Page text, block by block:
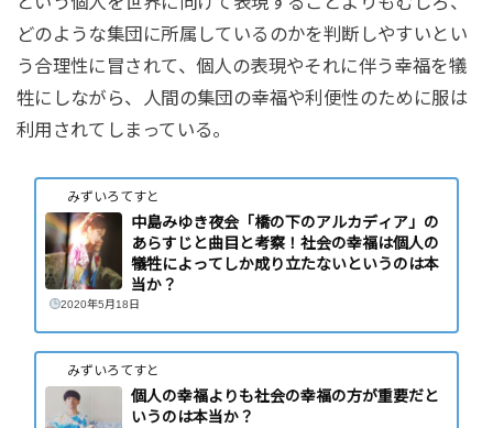
どのような集団に所属しているのかを判断しやすいとい
う合理性に冒されて、個人の表現やそれに伴う幸福を犠
牲にしながら、人間の集団の幸福や利便性のために服は
利用されてしまっている。
みずいろてすと
中島みゆき夜会「橋の下のアルカディア」の
あらすじと曲目と考察！社会の幸福は個人の
犠牲によってしか成り立たないというのは本
当か？
2020年5月18日
みずいろてすと
個人の幸福よりも社会の幸福の方が重要だと
いうのは本当か？